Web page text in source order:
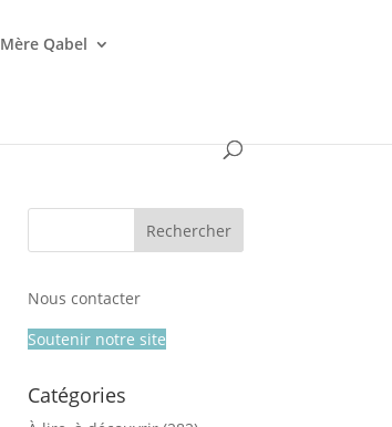
Mère Qabel
Nous contacter
Soutenir notre site
Catégories